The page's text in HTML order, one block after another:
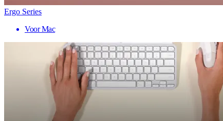
Ergo Series
Voor Mac